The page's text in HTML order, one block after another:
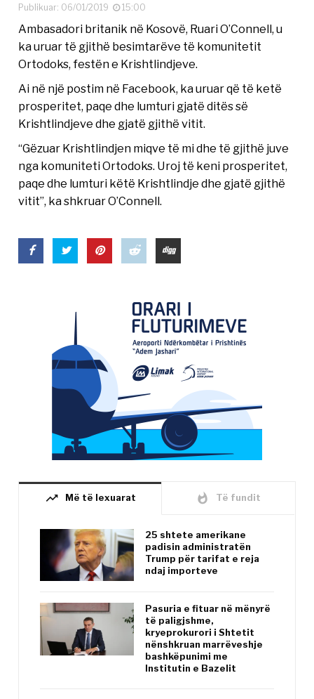
Publikuar: 06/01/2019
15:00
Ambasadori britanik në Kosovë, Ruari O’Connell, u
ka uruar të gjithë besimtarëve të komunitetit
Ortodoks, festën e Krishtlindjeve.
Ai në një postim në Facebook, ka uruar që të ketë
prosperitet, paqe dhe lumturi gjatë ditës së
Krishtlindjeve dhe gjatë gjithë vitit.
“Gëzuar Krishtlindjen miqve të mi dhe të gjithë juve
nga komuniteti Ortodoks. Uroj të keni prosperitet,
paqe dhe lumturi këtë Krishtlindje dhe gjatë gjithë
vitit”, ka shkruar O’Connell.
trending_up Më të lexuarat whatshot Të fundit
25 shtete amerikane
padisin administratën
Trump për tarifat e reja
ndaj importeve
Pasuria e fituar në mënyrë
të paligjshme,
kryeprokurori i Shtetit
nënshkruan marrëveshje
bashkëpunimi me
Institutin e Bazelit